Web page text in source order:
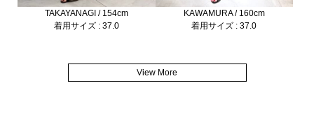
TAKAYANAGI / 154cm
着用サイズ : 37.0
KAWAMURA / 160cm
着用サイズ : 37.0
View More